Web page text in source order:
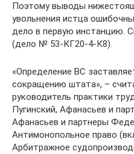
Поэтому выводы
увольнения истца
дело в первую инстанцию.
(дело № 53-КГ20-4-К8).
«Определение ВС
сокращению штата», –
руководитель практики
Пугинский, Афанасьев и
Афанасьев и партнеры
Антимонопольное право
Арбитражное